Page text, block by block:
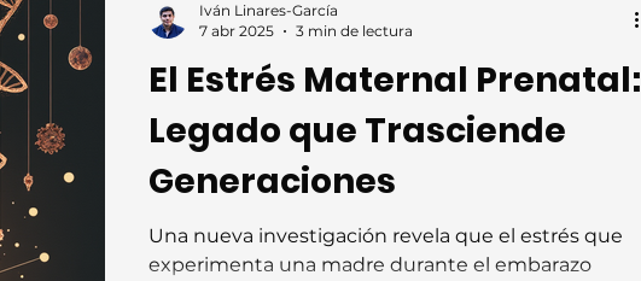
El Estrés Maternal Prenatal:
Legado que Trasciende
Generaciones
Una nueva investigación revela que el estrés que
experimenta una madre durante el embarazo
Iván Linares-García
7 abr 2025
3 min de lectura